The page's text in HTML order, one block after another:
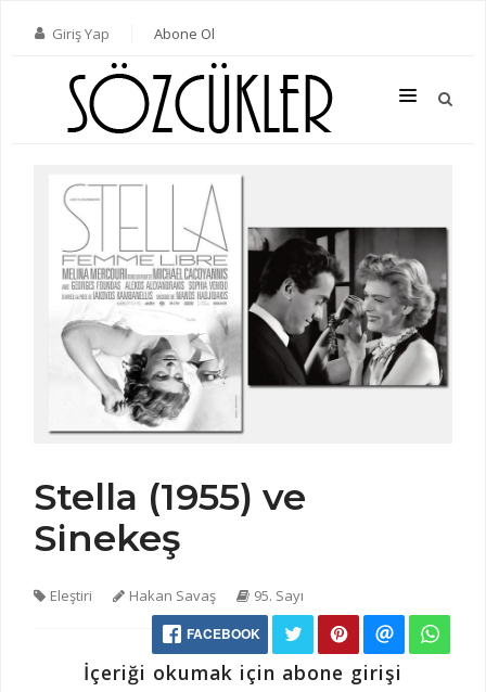
Giriş Yap Abone Ol
SON SAYI
TÜM SAYILAR
KATEGORILER
YAZARLAR
ABONE OL
KITAPLAR
Stella (1955) ve
Sinekeş
Eleştiri Hakan Savaş
95. Sayı
FACEBOOK
İçeriği okumak için abone girişi